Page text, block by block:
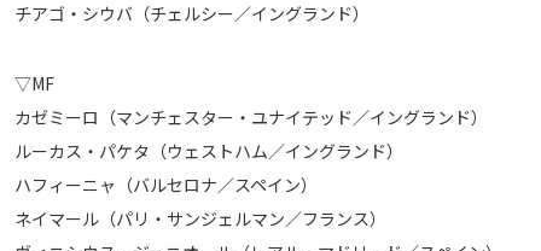
運営会社
チアゴ・シウバ（チェルシー／イングランド）
▽MF
カゼミーロ（マンチェスター・ユナイテッド／イングランド）
ルーカス・パケタ（ウェストハム／イングランド）
ハフィーニャ（バルセロナ／スペイン）
ネイマール（パリ・サンジェルマン／フランス）